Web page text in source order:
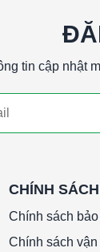
tin cập nhật
CHÍNH SÁCH
Chính sách bảo
Chính sách vận